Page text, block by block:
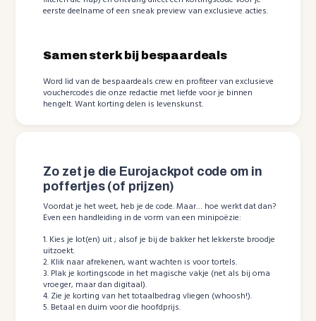
eerste deelname of een sneak preview van exclusieve acties.
Samen sterk bij bespaardeals
Word lid van de bespaardeals crew en profiteer van exclusieve
vouchercodes die onze redactie met liefde voor je binnen
hengelt. Want korting delen is levenskunst.
Zo zet je die Eurojackpot code om in
poffertjes (of prijzen)
Voordat je het weet, heb je de code. Maar… hoe werkt dat dan?
Even een handleiding in de vorm van een minipoëzie:
1. Kies je lot(en) uit ; alsof je bij de bakker het lekkerste broodje
uitzoekt.
2. Klik naar afrekenen, want wachten is voor tortels.
3. Plak je kortingscode in het magische vakje (net als bij oma
vroeger, maar dan digitaal).
4. Zie je korting van het totaalbedrag vliegen (whoosh!).
5. Betaal en duim voor die hoofdprijs.